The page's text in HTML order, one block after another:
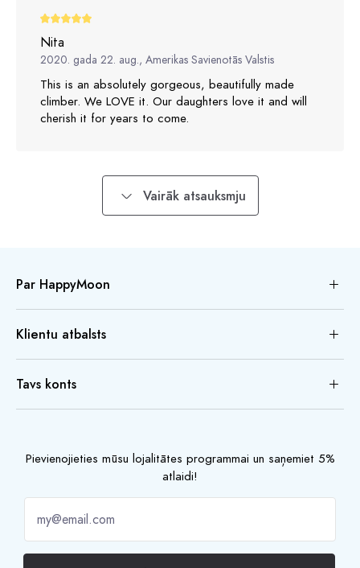
Nita
2020. gada 22. aug., Amerikas Savienotās Valstis
This is an absolutely gorgeous, beautifully made
climber. We LOVE it. Our daughters love it and will
cherish it for years to come.
Vairāk atsauksmju
Par HappyMoon
Klientu atbalsts
Tavs konts
Pievienojieties mūsu lojalitātes programmai un saņemiet 5%
atlaidi!